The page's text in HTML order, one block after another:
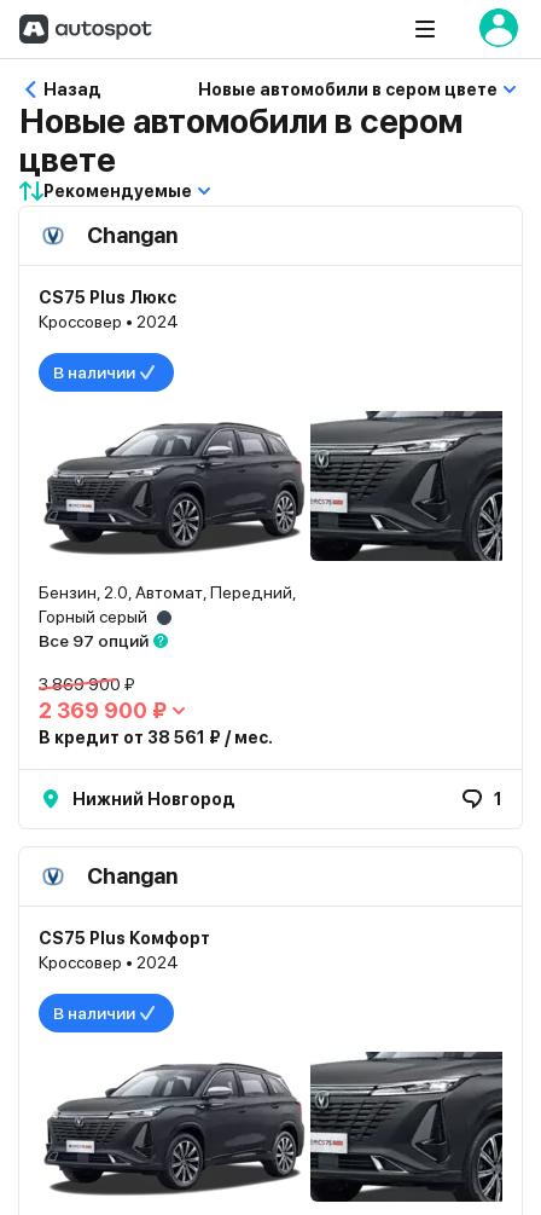
Назад Новые автомобили в сером цвете
Новые автомобили в сером
цвете
Рекомендуемые
Changan
CS75 Plus Люкс
Кроссовер • 2024
В наличии
Бензин, 2.0, Автомат, Передний,
Горный серый
Все 97 опций
3 869 900 ₽
2 369 900 ₽
В кредит от 38 561 ₽ / мес.
Нижний Новгород 1
Changan
CS75 Plus Комфорт
Кроссовер • 2024
В наличии